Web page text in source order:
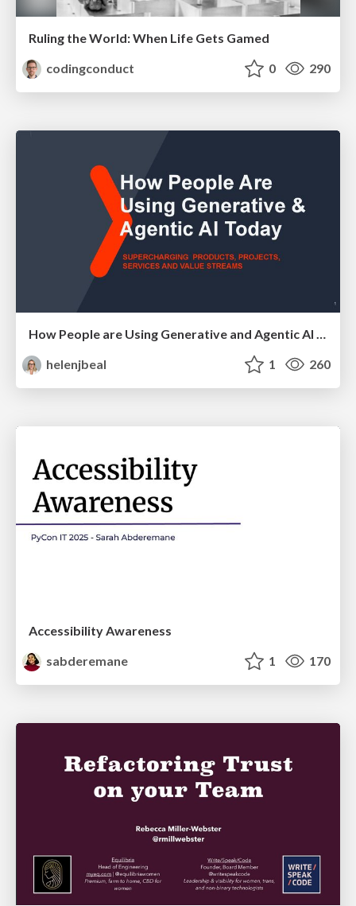
Ruling the World: When Life Gets Gamed
codingconduct
0 290
How People are Using Generative and Agentic AI to Supercharge Their Products, Projects, Services and Value Streams Today
helenjbeal
1 260
Accessibility Awareness
sabderemane
1 170